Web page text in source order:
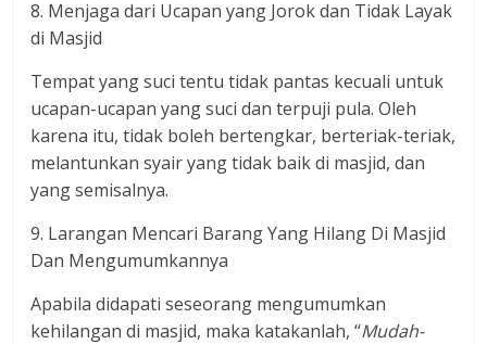
8. Menjaga dari Ucapan yang Jorok dan Tidak Layak
di Masjid
Tempat yang suci tentu tidak pantas kecuali untuk
ucapan-ucapan yang suci dan terpuji pula. Oleh
karena itu, tidak boleh bertengkar, berteriak-teriak,
melantunkan syair yang tidak baik di masjid, dan
yang semisalnya.
9. Larangan Mencari Barang Yang Hilang Di Masjid
Dan Mengumumkannya
Apabila didapati seseorang mengumumkan
kehilangan di masjid, maka katakanlah, “Mudah-